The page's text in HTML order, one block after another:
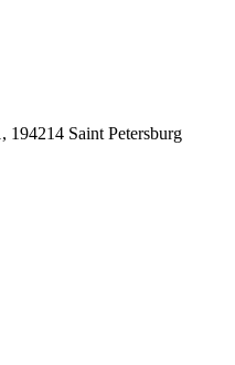
, 194214 Saint Petersburg